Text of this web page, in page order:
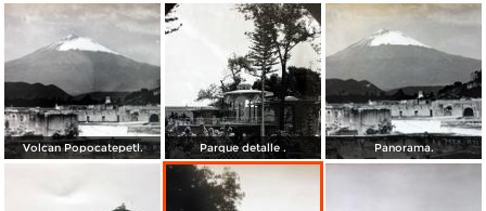
Volcan Popocatepetl. Parque detalle . Panorama.